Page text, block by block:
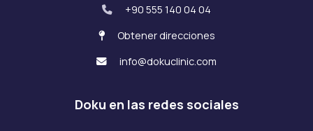
+90 555 140 04 04
Obtener direcciones
info@dokuclinic.com
Doku en las redes sociales